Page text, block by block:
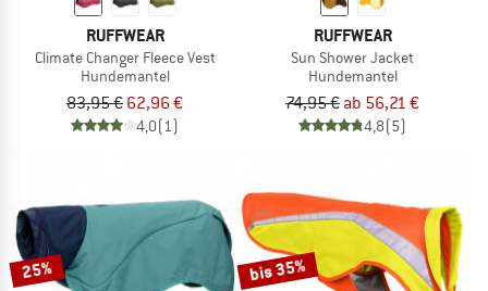
RUFFWEAR
Climate Changer Fleece Vest
Hundemantel
83,95 € 62,96 €
4,0(1)
RUFFWEAR
Sun Shower Jacket
Hundemantel
74,95 € ab 56,21 €
4,8(5)
25% bis 35%